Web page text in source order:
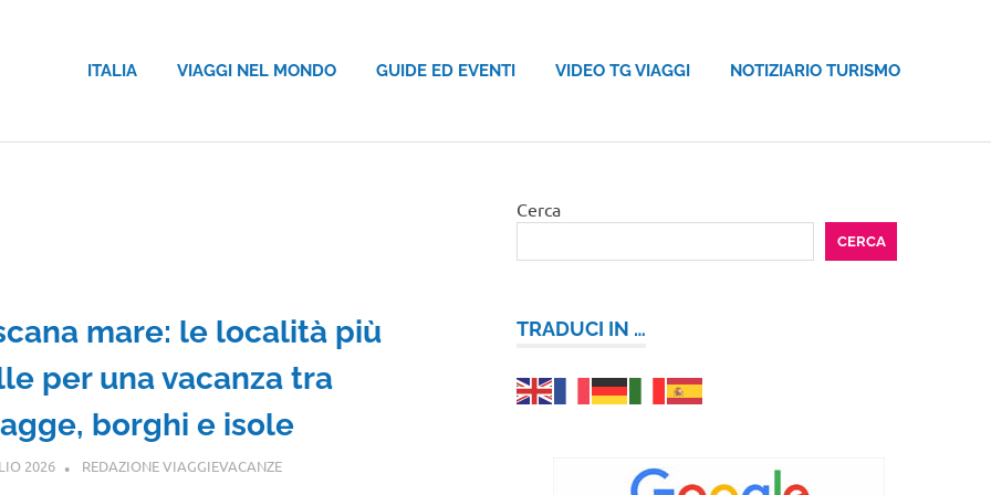
ITALIA VIAGGI NEL MONDO GUIDE ED EVENTI VIDEO TG VIAGGI NOTIZIARIO TURISMO
mare: le località più
per una vacanza tra
borghi e isole
2026 REDAZIONE VIAGGIEVACANZE
Cerca
CERCA
TRADUCI IN …